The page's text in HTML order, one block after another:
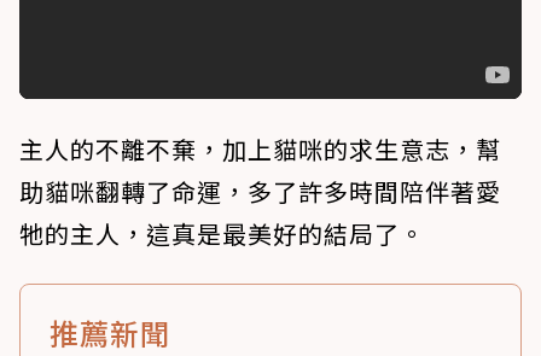
主人的不離不棄，加上貓咪的求生意志，幫
助貓咪翻轉了命運，多了許多時間陪伴著愛
牠的主人，這真是最美好的結局了。
推薦新聞